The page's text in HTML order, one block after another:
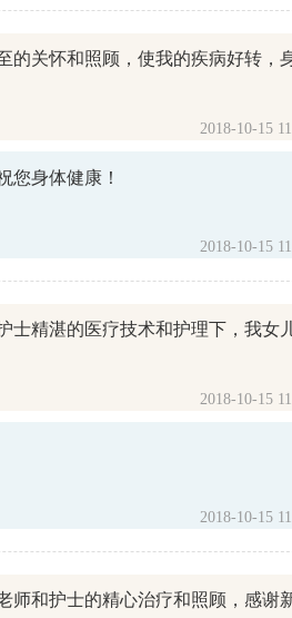
的关怀和照顾，使我的疾病好转，
2018-10-15
您身体健康！
2018-10-15
士精湛的医疗技术和护理下，我女
2018-10-15
2018-10-15
师和护士的精心治疗和照顾，感谢